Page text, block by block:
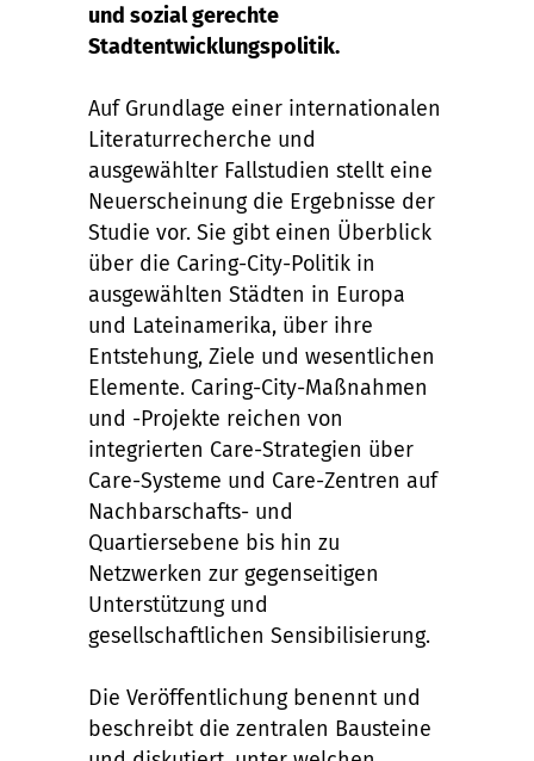
und sozial gerechte
Stadtentwicklungspolitik.
Auf Grundlage einer internationalen
Literaturrecherche und
ausgewählter Fallstudien stellt eine
Neuerscheinung die Ergebnisse der
Studie vor. Sie gibt einen Überblick
über die Caring-City-Politik in
ausgewählten Städten in Europa
und Lateinamerika, über ihre
Entstehung, Ziele und wesentlichen
Elemente. Caring-City-Maßnahmen
und -Projekte reichen von
integrierten Care-Strategien über
Care-Systeme und Care-Zentren auf
Nachbarschafts- und
Quartiersebene bis hin zu
Netzwerken zur gegenseitigen
Unterstützung und
gesellschaftlichen Sensibilisierung.
Die Veröffentlichung benennt und
beschreibt die zentralen Bausteine